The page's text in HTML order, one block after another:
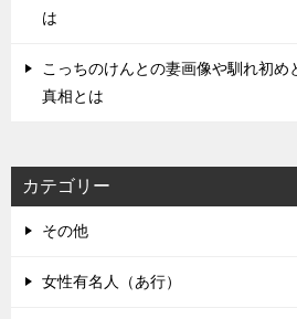
は
こっちのけんとの妻画像や馴れ初め
真相とは
カテゴリー
その他
女性有名人（あ行）